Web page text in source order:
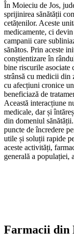
În Moieciu de Jos,
sprijinirea sănătății
cetățenilor. Aceste
medicamente, ci
campanii care
sănătos. Prin aceste
conștientizare în
bine riscurile asociate
strânsă cu medicii din
cu afecțiuni cronice
beneficiază de
Această interacțiune
medicale, dar și
din domeniul
puncte de încredere
utile și soluții rapide
aceste activități,
generală a populației,
Farmacii din